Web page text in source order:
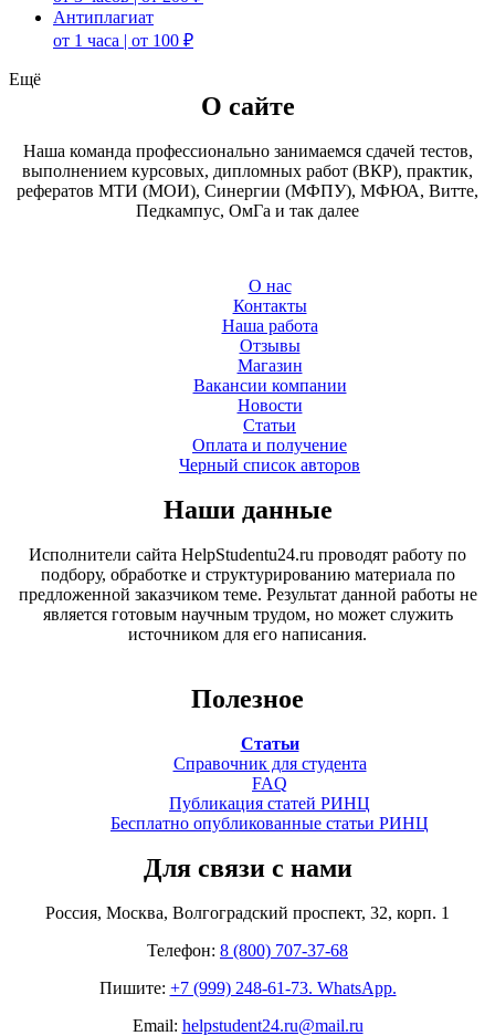
Антиплагиат
от 1 часа | от 100 ₽
Ещё
О сайте
Наша команда профессионально занимаемся сдачей тестов,
выполнением курсовых, дипломных работ (ВКР), практик,
рефератов МТИ (МОИ), Синергии (МФПУ), МФЮА, Витте,
Педкампус, ОмГа и так далее
О нас
Контакты
Наша работа
Отзывы
Магазин
Вакансии компании
Новости
Статьи
Оплата и получение
Черный список авторов
Наши данные
Исполнители сайта HelpStudentu24.ru проводят работу по
подбору, обработке и структурированию материала по
предложенной заказчиком теме. Результат данной работы не
является готовым научным трудом, но может служить
источником для его написания.
Полезное
Статьи
Справочник для студента
FAQ
Публикация статей РИНЦ
Бесплатно опубликованные статьи РИНЦ
Для связи с нами
Россия, Москва, Волгоградский проспект, 32, корп. 1
Телефон: 8 (800) 707-37-68
Пишите: +7 (999) 248-61-73. WhatsApp.
Email: helpstudent24.ru@mail.ru